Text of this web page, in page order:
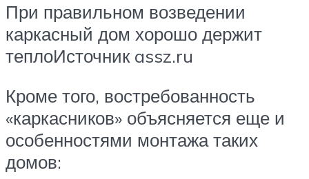
При правильном возведении
каркасный дом хорошо держит
теплоИсточник assz.ru
Кроме того, востребованность
«каркасников» объясняется еще и
особенностями монтажа таких
домов: